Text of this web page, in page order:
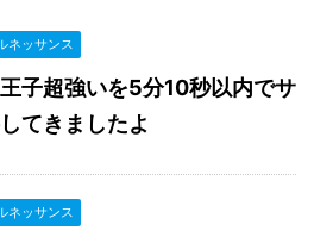
ネッサンス
王子超強いを5分10秒以内でサ
てきましたよ
ネッサンス